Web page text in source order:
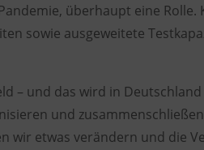
überhaupt eine Rolle.
sowie ausgeweitete
– und das wird in
und
wir etwas verändern und die